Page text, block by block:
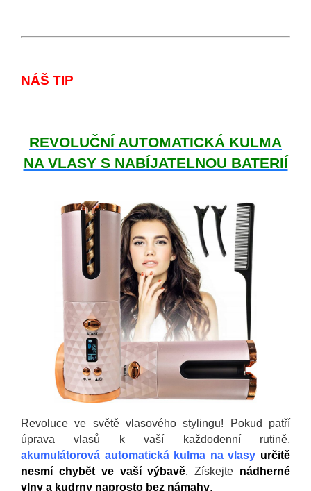
NÁŠ TIP
REVOLUČNÍ AUTOMATICKÁ KULMA
NA VLASY S NABÍJATELNOU BATERIÍ
Revoluce ve světě vlasového stylingu! Pokud patří
úprava vlasů k vaší každodenní rutině,
akumulátorová automatická kulma na vlasy určitě
nesmí chybět ve vaší výbavě.Získejte nádherné
vlny a kudrny naprosto bez námahy.